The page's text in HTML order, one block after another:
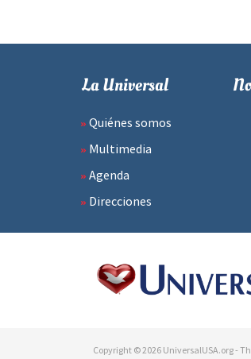
La Universal
Quiénes somos
Multimedia
Agenda
Direcciones
Copyright © 2026 UniversalUSA.org -